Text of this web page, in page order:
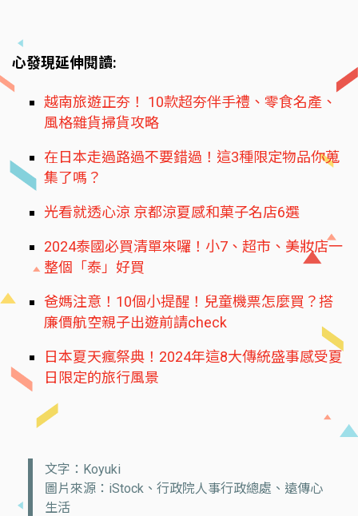
心發現延伸閱讀:
越南旅遊正夯！ 10款超夯伴手禮、零食名產、
風格雜貨掃貨攻略
在日本走過路過不要錯過！這3種限定物品你蒐
集了嗎？
光看就透心涼 京都涼夏感和菓子名店6選
2024泰國必買清單來囉！小7、超市、美妝店一
整個「泰」好買
爸媽注意！10個小提醒！兒童機票怎麼買？搭
廉價航空親子出遊前請check
日本夏天瘋祭典！2024年這8大傳統盛事感受夏
日限定的旅行風景
文字：Koyuki
圖片來源：iStock、行政院人事行政總處、遠傳心
生活